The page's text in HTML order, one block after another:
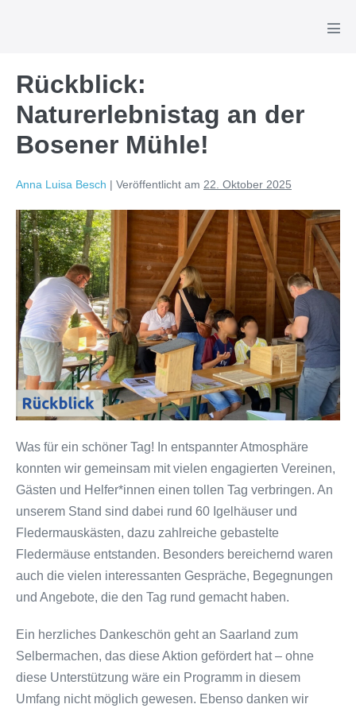
Rückblick:
Naturerlebnistag an der
Bosener Mühle!
Anna Luisa Besch | Veröffentlicht am 22. Oktober 2025
Was für ein schöner Tag! In entspannter Atmosphäre
konnten wir gemeinsam mit vielen engagierten Vereinen,
Gästen und Helfer*innen einen tollen Tag verbringen. An
unserem Stand sind dabei rund 60 Igelhäuser und
Fledermauskästen, dazu zahlreiche gebastelte
Fledermäuse entstanden. Besonders bereichernd waren
auch die vielen interessanten Gespräche, Begegnungen
und Angebote, die den Tag rund gemacht haben.
Ein herzliches Dankeschön geht an Saarland zum
Selbermachen, das diese Aktion gefördert hat – ohne
diese Unterstützung wäre ein Programm in diesem
Umfang nicht möglich gewesen. Ebenso danken wir